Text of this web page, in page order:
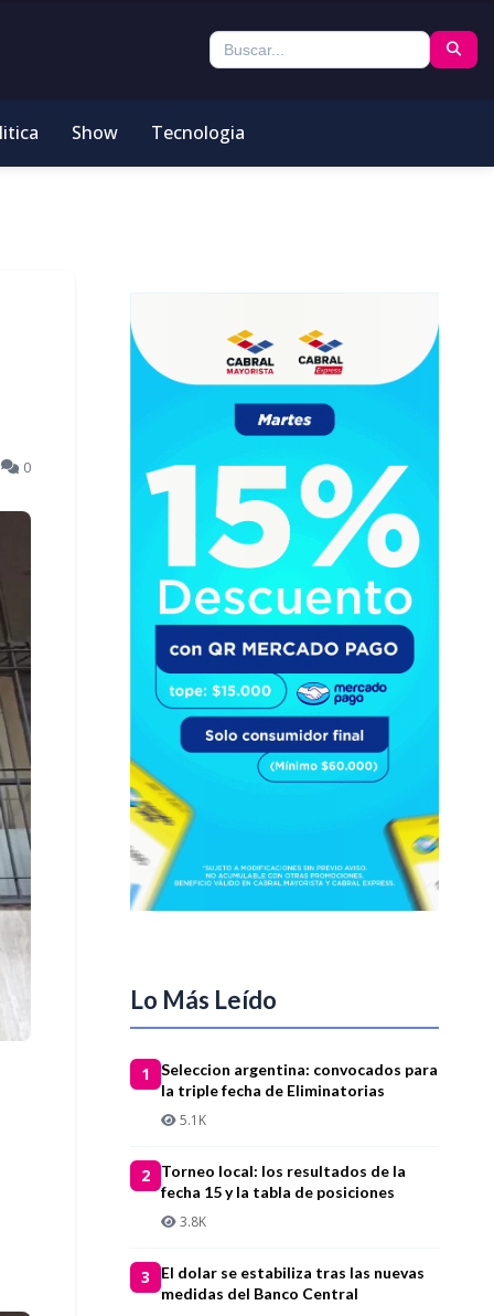
Show Tecnologia
0
Lo Más Leído
1
Seleccion argentina: convocados para
la triple fecha de Eliminatorias
5.1K
2
Torneo local: los resultados de la
fecha 15 y la tabla de posiciones
3.8K
3
El dolar se estabiliza tras las nuevas
medidas del Banco Central